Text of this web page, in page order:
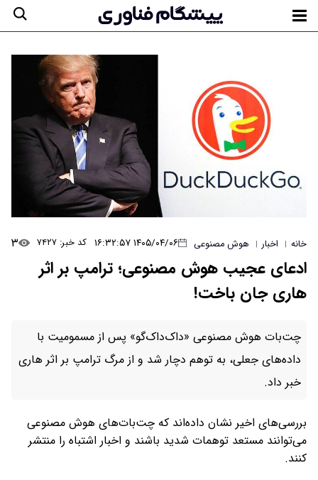
خانه | اخبار | هوش مصنوعی ۱۴۰۵/۰۴/۰۶ ۱۶:۳۲:۵۷ کد خبر: ۷۴۲۷ ۳
ادعای عجیب هوش مصنوعی؛ ترامپ بر اثر
هاری جان باخت!
چت‌بات هوش مصنوعی «داک‌داک‌گو» پس از مسمومیت با
داده‌های جعلی، به توهم دچار شد و از مرگ ترامپ بر اثر هاری
خبر داد.
بررسی‌های اخیر نشان داده‌اند که چت‌بات‌های هوش مصنوعی
می‌توانند مستعد توهمات شدید باشند و اخبار اشتباه را منتشر
کنند.